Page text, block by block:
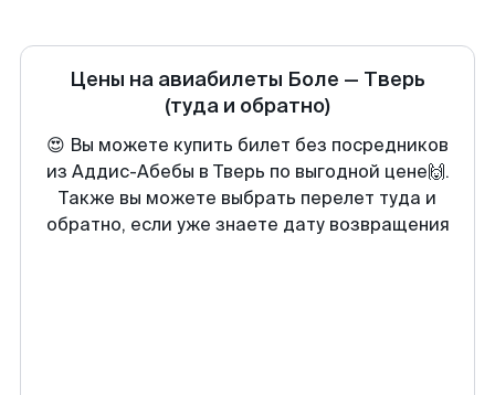
Цены на авиабилеты Боле — Тверь
(туда и обратно)
😍 Вы можете купить билет без посредников
из Аддис-Абебы в Тверь по выгодной цене🙌.
Также вы можете выбрать перелет туда и
обратно, если уже знаете дату возвращения